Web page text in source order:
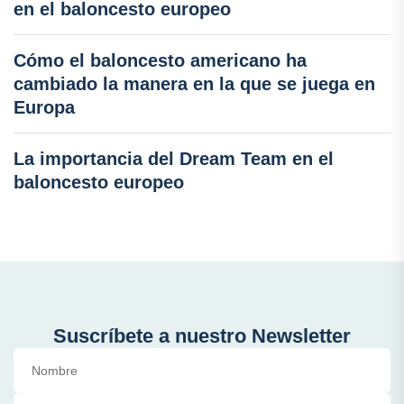
en el baloncesto europeo
Cómo el baloncesto americano ha
cambiado la manera en la que se juega en
Europa
La importancia del Dream Team en el
baloncesto europeo
Suscríbete a nuestro Newsletter